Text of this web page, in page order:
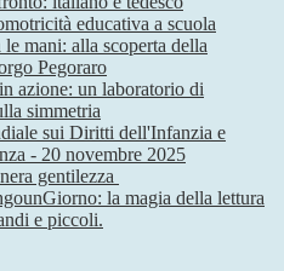
educativa a scuola
mani: alla scoperta della
Pegoraro
azione: un laboratorio di
simmetria
sui Diritti dell'Infanzia e
- 20 novembre 2025
gentilezza
la magia della lettura
e piccoli.